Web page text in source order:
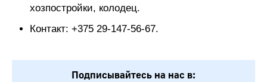
хозпостройки, колодец.
Контакт: +375 29-147-56-67.
Подписывайтесь на нас в: